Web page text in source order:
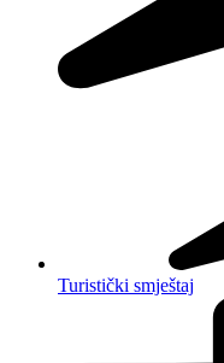
Turistički smještaj